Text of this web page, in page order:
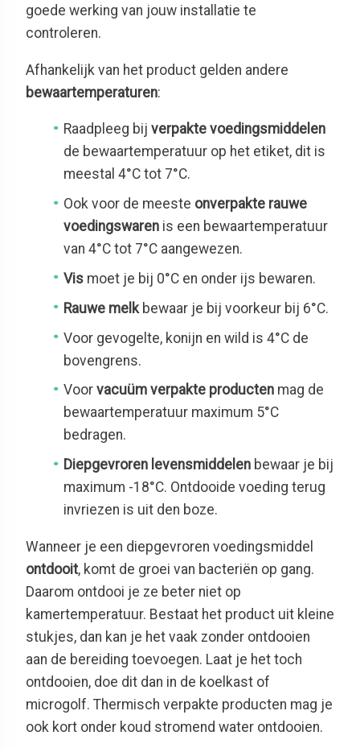
goede werking van jouw installatie te
controleren.
Afhankelijk van het product gelden andere
bewaartemperaturen:
Raadpleeg bijverpakte voedingsmiddelen
de bewaartemperatuur op het etiket, dit is
meestal 4°C tot 7°C.
Ook voor de meeste onverpakte rauwe
voedingswaren is een bewaartemperatuur
van 4°C tot 7°C aangewezen.
Vis moet je bij 0°C en onder ijs bewaren.
Rauwe melk bewaar je bij voorkeur bij 6°C.
Voor gevogelte, konijn en wild is 4°C de
bovengrens.
Voorvacuüm verpakte producten mag de
bewaartemperatuur maximum 5°C
bedragen.
Diepgevroren levensmiddelen bewaar je bij
maximum -18°C. Ontdooide voeding terug
invriezen is uit den boze.
Wanneer je een diepgevroren voedingsmiddel
ontdooit, komt de groei van bacteriën op gang.
Daarom ontdooi je ze beter niet op
kamertemperatuur. Bestaat het product uit kleine
stukjes, dan kan je het vaak zonder ontdooien
aan de bereiding toevoegen. Laat je het toch
ontdooien, doe dit dan in de koelkast of
microgolf. Thermisch verpakte producten mag je
ook kort onder koud stromend water ontdooien.